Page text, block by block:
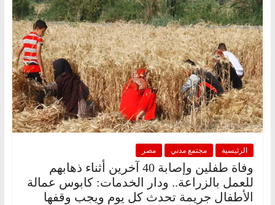
الرئيسية مجتمع مدني مصر
وفاة طفلين وإصابة 40 آخرين أثناء ذهابهم
للعمل بالزراعة.. ودار الخدمات: كابوس عمالة
الأطفال جريمة تحدث كل يوم ويجب وقفها